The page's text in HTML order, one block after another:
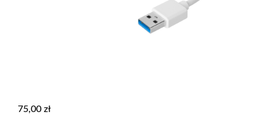
75,00 zł